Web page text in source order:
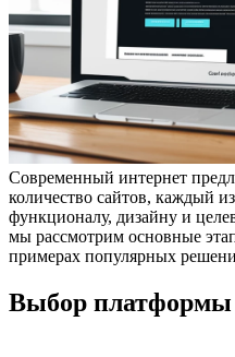
Современный интернет
количество сайтов, каждый
функционалу, дизайну и
мы рассмотрим основные
примерах популярных
Выбор платформы